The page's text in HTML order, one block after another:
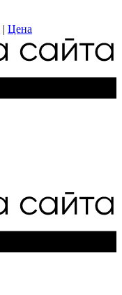
| Цена